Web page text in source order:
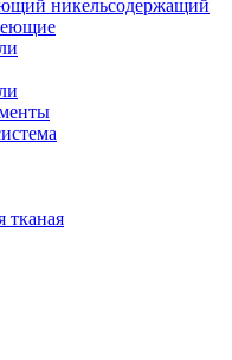
никельсодержащий
тканая